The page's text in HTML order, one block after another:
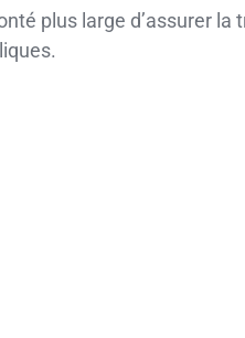
plus large d’assurer